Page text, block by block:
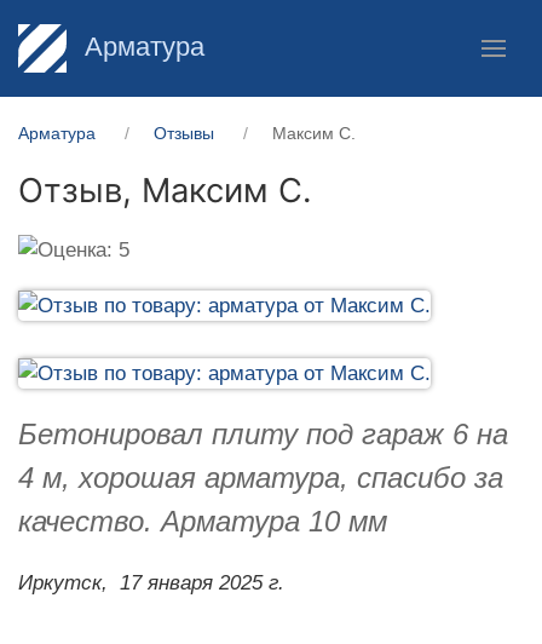
Арматура
Арматура Отзывы Максим С.
Отзыв, Максим С.
Бетонировал плиту под гараж 6 на
4 м, хорошая арматура, спасибо за
качество. Арматура 10 мм
Иркутск, 17 января 2025 г.